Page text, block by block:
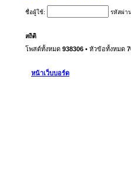
ชื่อผู้ใช้: รหัสผ่า
สถิติ
โพสต์ทั้งหมด 938306 • หัวข้อทั้งหมด
หน้าเว็บบอร์ด